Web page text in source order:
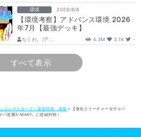
環境 2026/8/6
【環境考察】アドバンス環境 2026
年7月【最強デッキ】
ちくわ。/ア... 4.3M 3.1K -
すべて表示
エルマスターズ – 最新情報・速報 »
【進化クリーチャーをサルベ
バ逆襲S-MAX!!』に収録判明！